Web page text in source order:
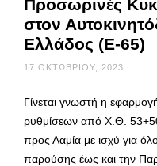
Προσωρινές
στον
Ελλάδος (E-65)
17 ΟΚΤΩΒΡΊΟΥ, 2023
Γίνεται γνωστή η
ρυθμίσεων από Χ.Θ.
προς Λαμία με ισχύ για
παρούσης έως και την